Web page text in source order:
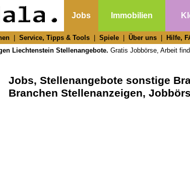
Jobs Immobilien
Service, Tipps & Tools Spiele Über uns
Hilfe,
Liechtenstein Stellenangebote. Gratis Jobbörse, Arbeit
Jobs, Stellenangebote sonstige
Branchen Stellenanzeigen,